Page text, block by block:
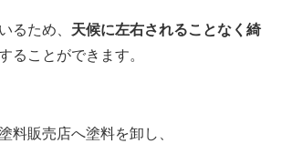
るため、 天候に左右されることなく綺
ることができます。
料販売店へ塗料を卸し、